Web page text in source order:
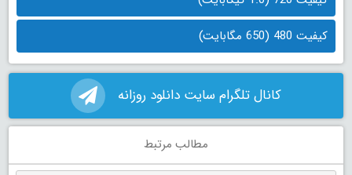
کیفیت 480 (650 مگابایت)
کانال تلگرام سایت دانلود روزانه
مطالب مرتبط